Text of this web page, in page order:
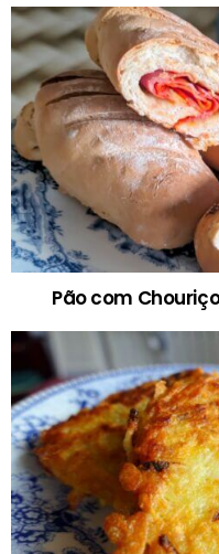
Pão com